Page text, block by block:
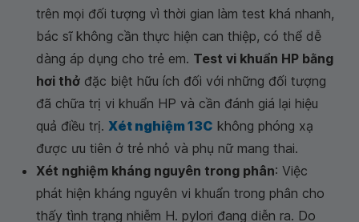
trên mọi đối tượng vì thời gian làm test khá nhanh,
bác sĩ không cần thực hiện can thiệp, có thể dễ
dàng áp dụng cho trẻ em. Test vi khuẩn HP bằng
hơi thở đặc biệt hữu ích đối với những đối tượng
đã chữa trị vi khuẩn HP và cần đánh giá lại hiệu
quả điều trị. Xét nghiệm 13C không phóng xạ
được ưu tiên ở trẻ nhỏ và phụ nữ mang thai.
Xét nghiệm kháng nguyên trong phân: Việc
phát hiện kháng nguyên vi khuẩn trong phân cho
thấy tình trạng nhiễm H. pylori đang diễn ra. Do